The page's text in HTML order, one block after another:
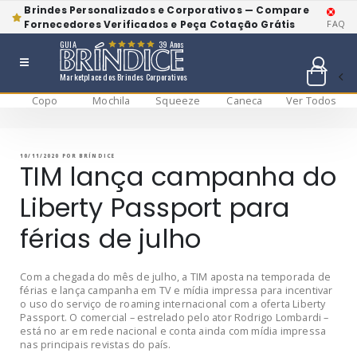
Brindes Personalizados e Corporativos — Compare
Fornecedores Verificados e Peça Cotação Grátis
FAQ
Marketplace dos Brindes Corporativos
GUIA 39 Anos
Copo Mochila Squeeze Caneca
Ver Todos
conteúdo
PUBLICADO
10/11/2020 PORBRÍNDICE
TIM lança campanha do
Liberty Passport para
férias de julho
Com a chegada do mês de julho, a TIM aposta na temporada de
férias e lança campanha em TV e mídia impressa para incentivar
o uso do serviço de roaming internacional com a oferta Liberty
Passport. O comercial – estrelado pelo ator Rodrigo Lombardi –
está no ar em rede nacional e conta ainda com mídia impressa
nas principais revistas do país.